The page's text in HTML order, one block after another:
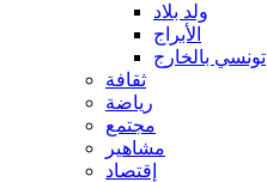
ولد بلاد
الأبراج
تونسي بالخارج
ثقافة
رياضة
مجتمع
مشاهير
إقتصاد